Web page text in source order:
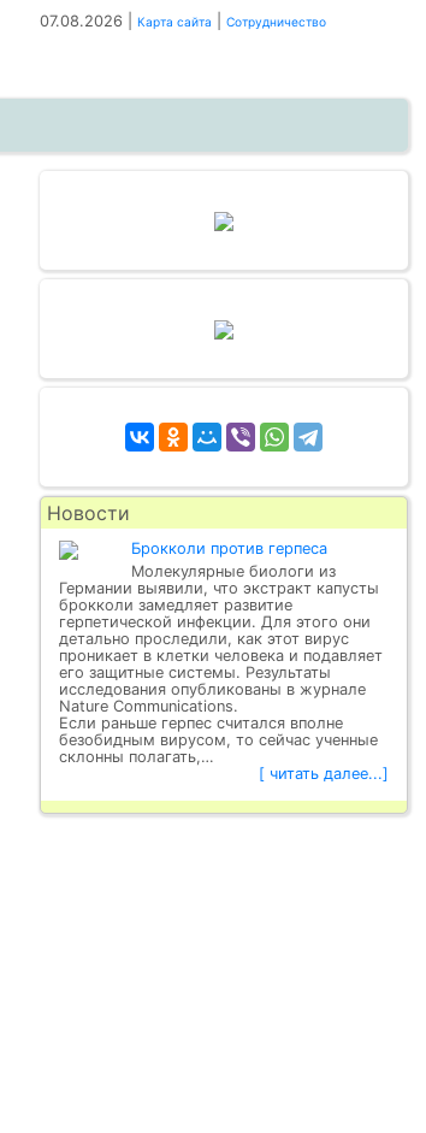
07.08.2026 | Карта сайта Сотрудничество
Новости
Брокколи против герпеса
Молекулярные биологи из
Германии выявили, что экстракт капусты
брокколи замедляет развитие
герпетической инфекции. Для этого они
детально проследили, как этот вирус
проникает в клетки человека и подавляет
его защитные системы. Результаты
исследования опубликованы в журнале
Nature Communications.
Если раньше герпес считался вполне
безобидным вирусом, то сейчас ученные
склонны полагать,…
[ читать далее...]